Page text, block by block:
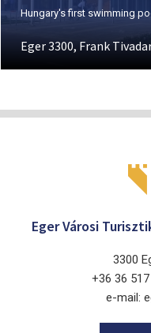
Hungary's first swimming
Eger 3300, Frank
Eger Városi
3300
+36 36
e-mail: